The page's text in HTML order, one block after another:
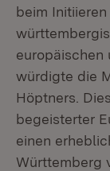
beim
europäischen
würdigte die
Höptners.
begeisterter
einen
Württemberg